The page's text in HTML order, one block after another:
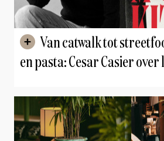
en pasta: Cesar Casier